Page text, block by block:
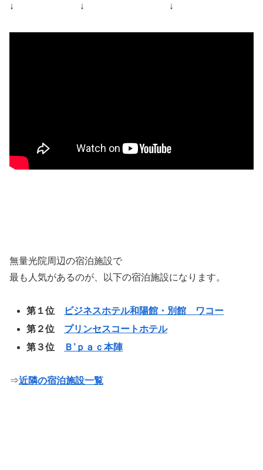
↓ ↓ ↓
無量光院周辺の宿泊施設で
最も人気があるのが、以下の宿泊施設になります。
第１位
ビジネスホテル和陽館・別館 ワコー
第２位 プリンセスコートホテル
第３位
Ｂ’ｐａｃ本陣
⇒近隣の宿泊施設一覧